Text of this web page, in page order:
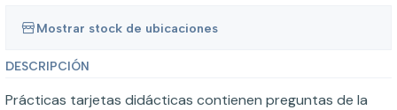
Mostrar stock de ubicaciones
DESCRIPCIÓN
Prácticas tarjetas didácticas contienen preguntas de la